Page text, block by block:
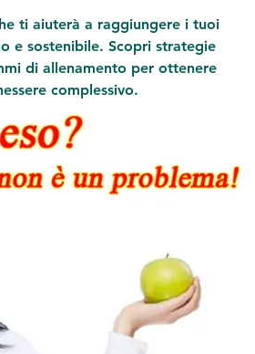
ti aiuterà a raggiungere i tuoi
e sostenibile. Scopri strategie
di allenamento per ottenere
complessivo.